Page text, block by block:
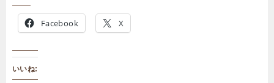
Facebook X
いいね: